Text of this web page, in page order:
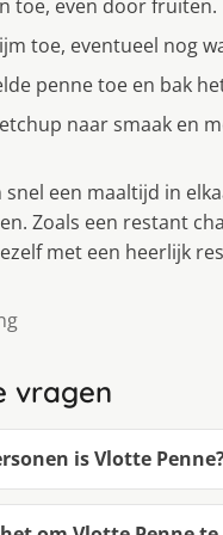
toe, even door fruiten.
toe, eventueel nog
penne toe en bak
naar smaak en
snel een maaltijd in
Zoals een restant
met een heerlijk
vragen
is Vlotte